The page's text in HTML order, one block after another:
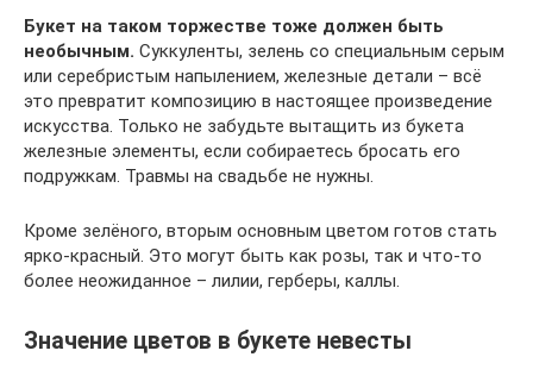
Букет на таком торжестве тоже должен быть
необычным. Суккуленты, зелень со специальным серым
или серебристым напылением, железные детали – всё
это превратит композицию в настоящее произведение
искусства. Только не забудьте вытащить из букета
железные элементы, если собираетесь бросать его
подружкам. Травмы на свадьбе не нужны.
Кроме зелёного, вторым основным цветом готов стать
ярко-красный. Это могут быть как розы, так и что-то
более неожиданное – лилии, герберы, каллы.
Значение цветов в букете невесты